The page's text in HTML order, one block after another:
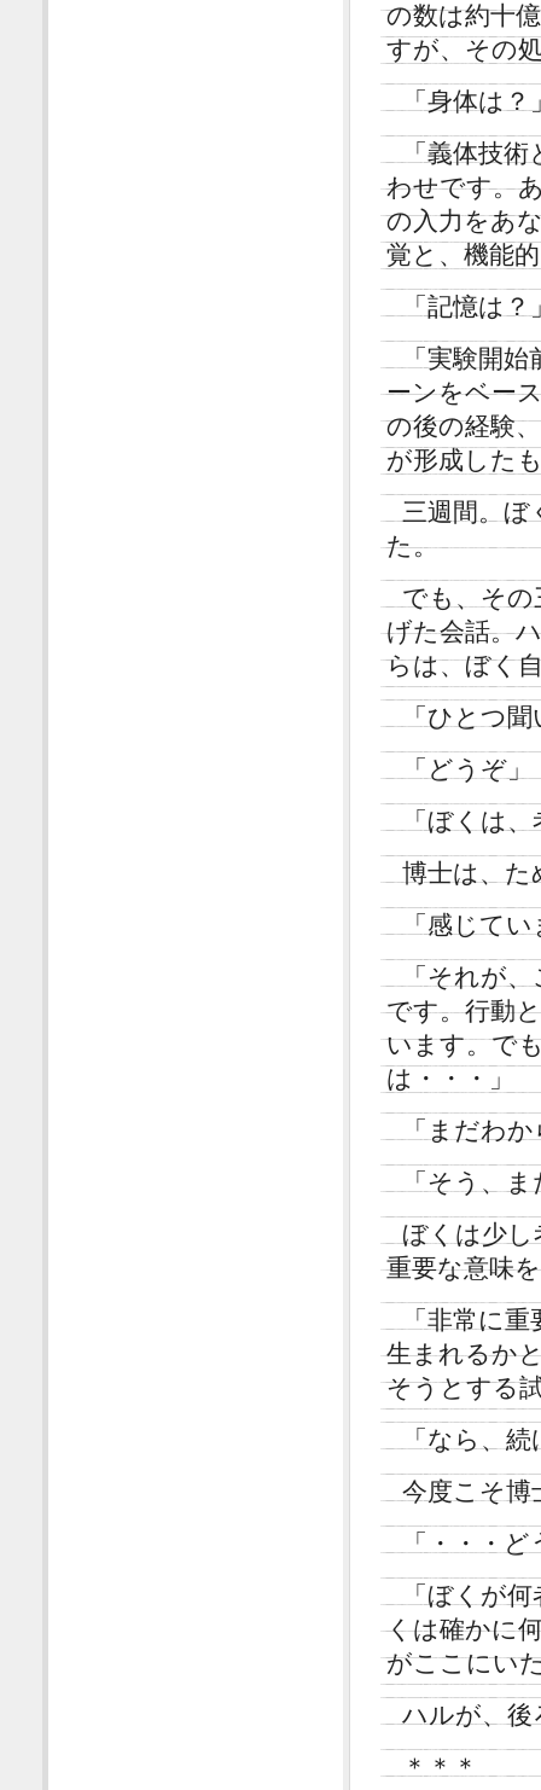
の数は約十
すが、その
「身体は？
「義体技
わせです。
の入力をあ
覚と、機能
「記憶は？
「実験開
ーンをベー
の後の経験
が形成した
三週間。ぼ
た。
でも、その
げた会話。
らは、ぼく
「ひとつ
「どうぞ」
「ぼくは
博士は、た
「感じて
「それが
です。行動
います。で
は・・・」
「まだわ
「そう、
ぼくは少
重要な意味
「非常に
生まれるか
そうとする
「なら、
今度こそ博
「・・・
「ぼくが
くは確かに
がここにい
ハルが、
＊＊＊